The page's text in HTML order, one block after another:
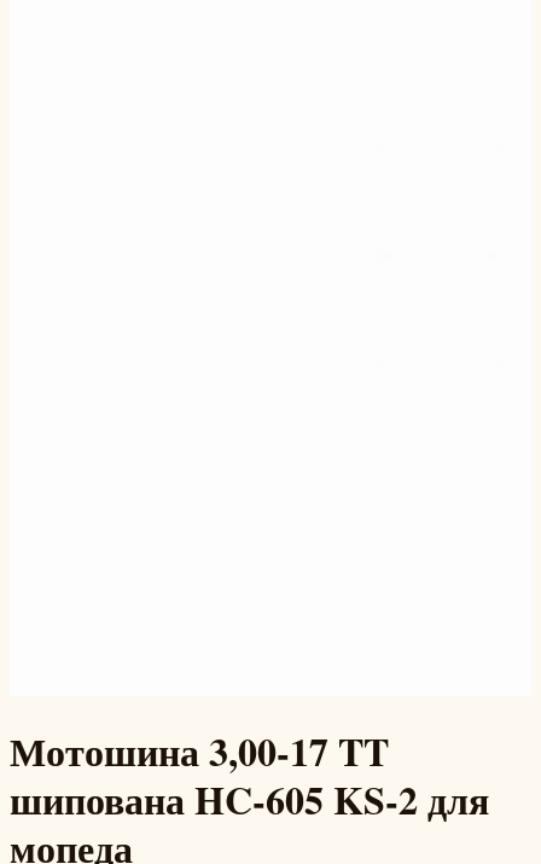
Мотошина 3,00-17 TT
шипована HC-605 KS-2 для
мопеда